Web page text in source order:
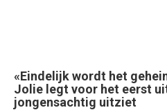
«Eindelijk wordt het
Jolie legt voor het eerst
jongensachtig uitziet